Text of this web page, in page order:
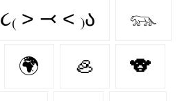
૮₍ ˃ ⤙ ˂ ₎ა 𓃮
🌍 🦪 🐨